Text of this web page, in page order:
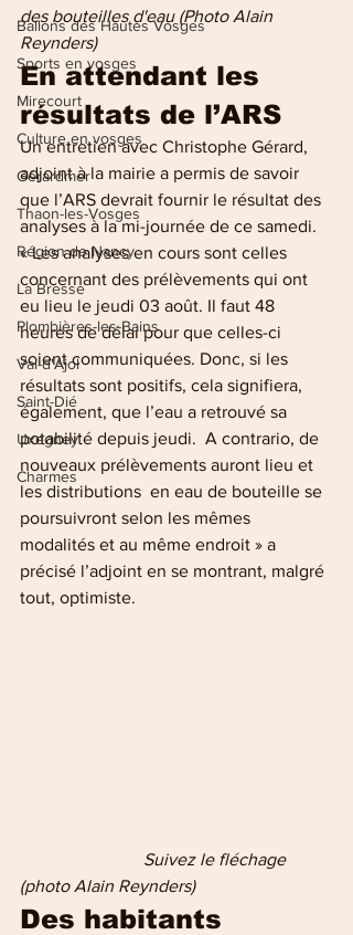
Ballons des Hautes Vosges
Sports en vosges
Mirecourt
Culture en vosges
Gérardmer
Thaon-les-Vosges
Région de Nancy
La Bresse
Plombières-les-Bains
Val-d'Ajol
Saint-Dié
Uxegney
Charmes
des bouteilles d'eau (Photo Alain
Reynders)
En attendant les
résultats de l’ARS
Un entretien avec Christophe Gérard,
adjoint à la mairie a permis de savoir
que l’ARS devrait fournir le résultat des
analyses à la mi-journée de ce samedi.
« Les analyses en cours sont celles
concernant des prélèvements qui ont
eu lieu le jeudi 03 août. Il faut 48
heures de délai pour que celles-ci
soient communiquées. Donc, si les
résultats sont positifs, cela signifiera,
également, que l’eau a retrouvé sa
potabilité depuis jeudi.  A contrario, de
nouveaux prélèvements auront lieu et
les distributions  en eau de bouteille se
poursuivront selon les mêmes
modalités et au même endroit » a
précisé l’adjoint en se montrant, malgré
tout, optimiste.
   Suivez le fléchage
(photo Alain Reynders)
Des habitants